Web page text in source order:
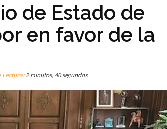
de Estado de
en favor de la
Lectura:2 minutos, 40 segundos